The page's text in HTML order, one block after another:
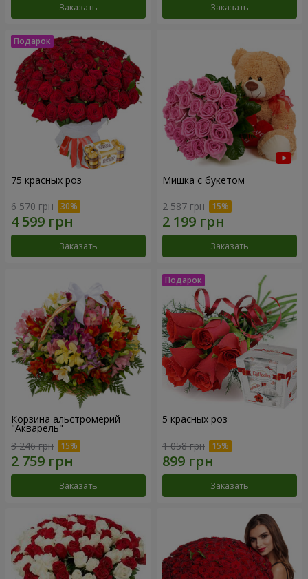
Заказать Заказать
75 красных роз
6 570 грн
Заказать
Мишка с букетом
2 587 грн
Заказать
Корзина альстромерий
"Акварель"
3 246 грн
Заказать
5 красных роз
1 058 грн
Заказать